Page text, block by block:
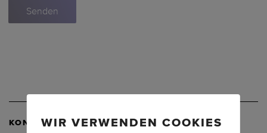
KONTAKTWIR VERWENDEN COOKIES